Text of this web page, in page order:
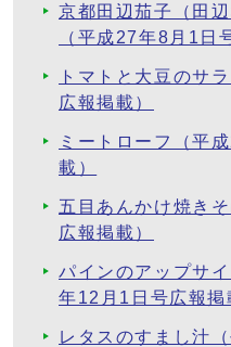
京都田辺茄子（田
（平成27年8月1日
トマトと大豆のサ
広報掲載）
ミートローフ（平
載）
五目あんかけ焼き
広報掲載）
パインのアップサ
年12月1日号広報掲
レタスのすまし汁